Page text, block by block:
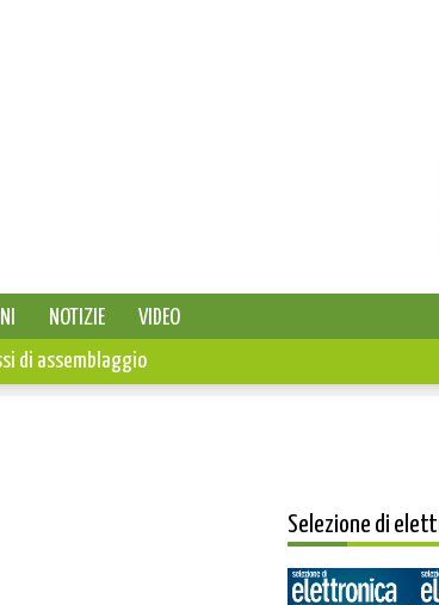
NOTIZIE
VIDEO
di assemblaggio
Selezione di